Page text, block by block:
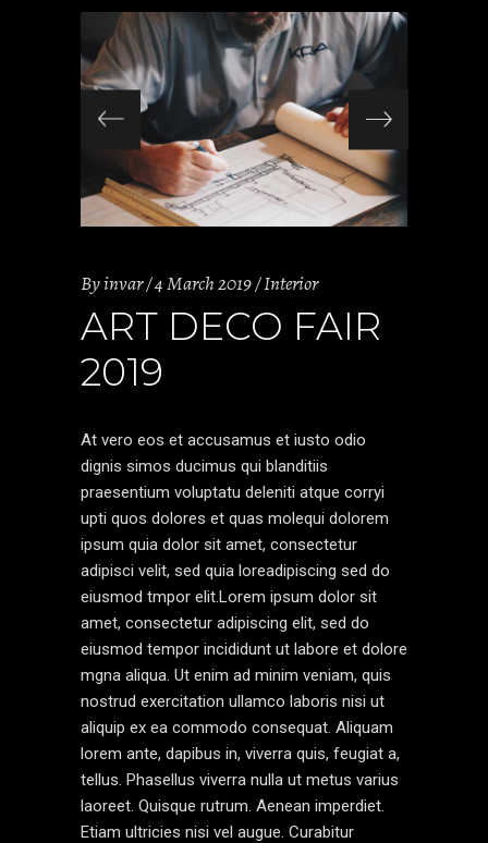
Byinvar 4 March 2019 Interior
ART DECO FAIR
2019
At vero eos et accusamus et iusto odio
dignis simos ducimus qui blanditiis
praesentium voluptatu deleniti atque corryi
upti quos dolores et quas molequi dolorem
ipsum quia dolor sit amet, consectetur
adipisci velit, sed quia loreadipiscing sed do
eiusmod tmpor elit.Lorem ipsum dolor sit
amet, consectetur adipiscing elit, sed do
eiusmod tempor incididunt ut labore et dolore
mgna aliqua. Ut enim ad minim veniam, quis
nostrud exercitation ullamco laboris nisi ut
aliquip ex ea commodo consequat. Aliquam
lorem ante, dapibus in, viverra quis, feugiat a,
tellus. Phasellus viverra nulla ut metus varius
laoreet. Quisque rutrum. Aenean imperdiet.
Etiam ultricies nisi vel augue. Curabitur